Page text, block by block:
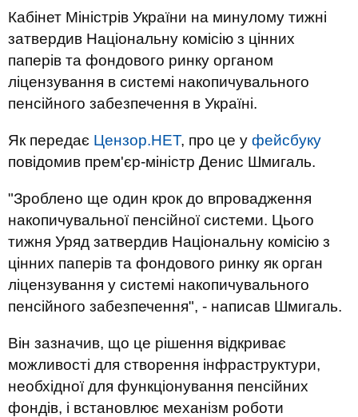
Кабінет Міністрів України на минулому тижні
затвердив Національну комісію з цінних
паперів та фондового ринку органом
ліцензування в системі накопичувального
пенсійного забезпечення в Україні.
Як передає Цензор.НЕТ, про це у фейсбуку
повідомив прем'єр-міністр Денис Шмигаль.
"Зроблено ще один крок до впровадження
накопичувальної пенсійної системи. Цього
тижня Уряд затвердив Національну комісію з
цінних паперів та фондового ринку як орган
ліцензування у системі накопичувального
пенсійного забезпечення", - написав Шмигаль.
Він зазначив, що це рішення відкриває
можливості для створення інфраструктури,
необхідної для функціонування пенсійних
фондів, і встановлює механізм роботи